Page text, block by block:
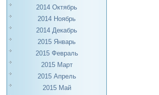
2014 Октябрь
2014 Ноябрь
2014 Декабрь
2015 Январь
2015 Февраль
2015 Март
2015 Апрель
2015 Май